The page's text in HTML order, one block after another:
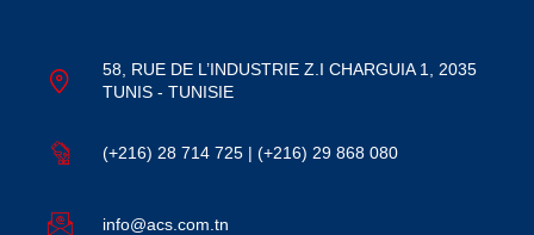
58, RUE DE L’INDUSTRIE Z.I CHARGUIA 1, 2035
TUNIS - TUNISIE
(+216) 28 714 725 | (+216) 29 868 080
info@acs.com.tn